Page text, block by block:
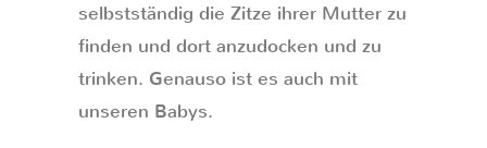
selbstständig die Zitze ihrer Mutter zu
finden und dort anzudocken und zu
trinken. Genauso ist es auch mit
unseren Babys.